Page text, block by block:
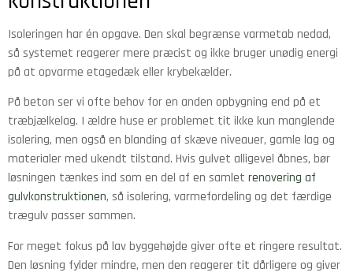
Isoleringen har én opgave. Den skal begrænse varmetab nedad,
så systemet reagerer mere præcist og ikke bruger unødig energi
på at opvarme etagedæk eller krybekælder.
På beton ser vi ofte behov for en anden opbygning end på et
træbjælkelag. I ældre huse er problemet tit ikke kun manglende
isolering, men også en blanding af skæve niveauer, gamle lag og
materialer med ukendt tilstand. Hvis gulvet alligevel åbnes, bør
løsningen tænkes ind som en del af en samlet renovering af
gulvkonstruktionen, så isolering, varmefordeling og det færdige
trægulv passer sammen.
For meget fokus på lav byggehøjde giver ofte et ringere resultat.
Den løsning fylder mindre, men den reagerer tit dårligere og giver